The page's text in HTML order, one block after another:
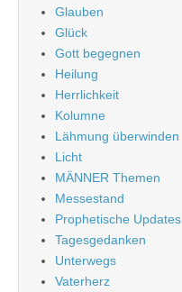
Glauben
Glück
Gott begegnen
Heilung
Herrlichkeit
Kolumne
Lähmung überwinden
Licht
MÄNNER Themen
Messestand
Prophetische Updates
Tagesgedanken
Unterwegs
Vaterherz